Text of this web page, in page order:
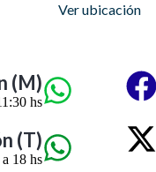
Ver ubicación
(M)
hs
(T)
18 hs